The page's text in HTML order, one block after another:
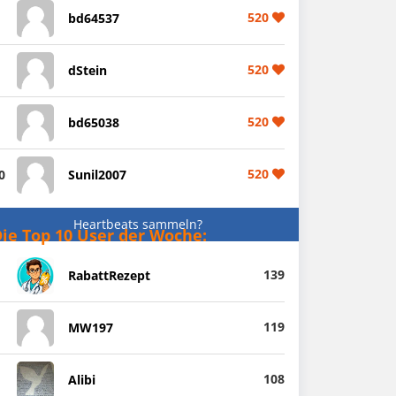
bd64537 520
dStein 520
bd65038 520
Sunil2007 520
Heartbeats sammeln?
Top 10 User der Woche:
RabattRezept 139
MW197 119
Alibi 108